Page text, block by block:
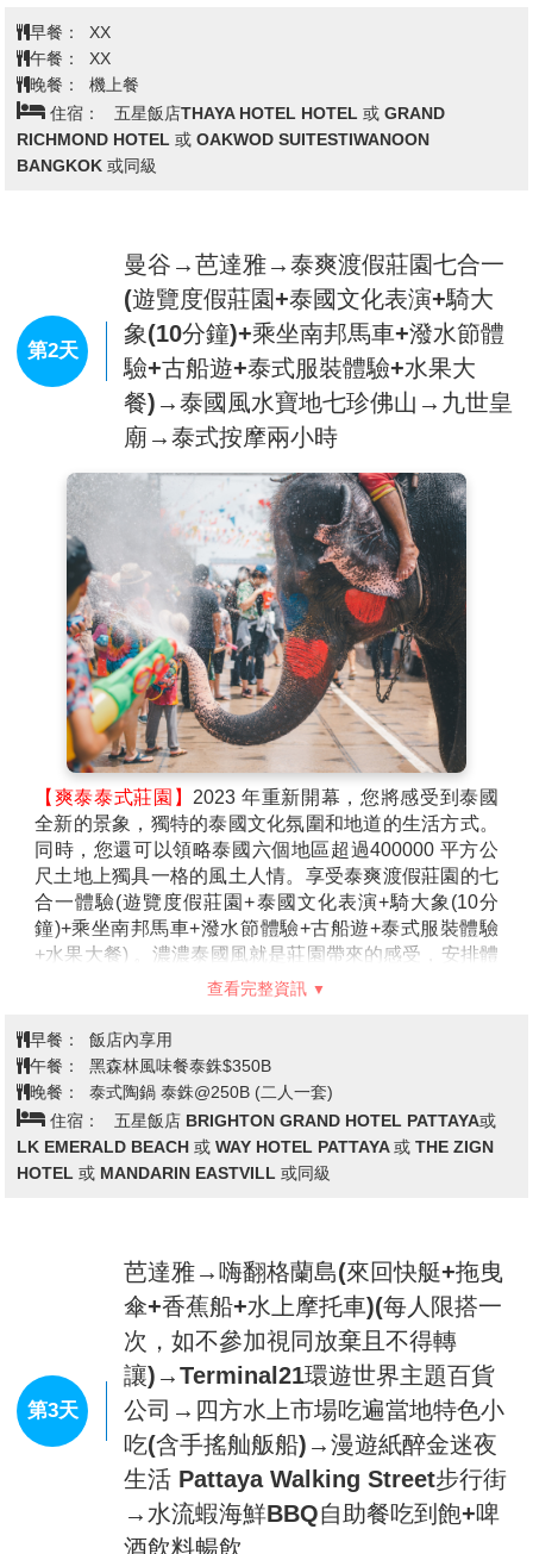
今天帶著愉快輕鬆的心情，在國際機場集合後，搭乘豪
華客機飛往素有微笑王國之稱的泰國首都
機上餐
住宿：
五星飯店THAYA HOTEL HOTEL 或 GRAND
RICHMOND HOTEL 或 OAKWOD SUITESTIWANOON
BANGKOK 或同級
第2天
曼谷→芭達雅→泰爽渡假莊園七合一
(遊覽度假莊園+泰國文化表演+騎大
象(10分鐘)+乘坐南邦馬車+潑水節體
驗+古船遊+泰式服裝體驗+水果大
餐)→泰國風水寶地七珍佛山→九世皇
廟→泰式按摩兩小時
全新的景象，獨特的泰國文化氛圍和地道的生活方式。
同時，您還可以領略泰國六個地區超過400000 平方公
尺土地上獨具一格的風土人情。享受泰爽渡假莊園的七
合一體驗(遊覽度假莊園+泰國文化表演+騎大象(10分
鐘)+乘坐南邦馬車+潑水節體驗+古船遊+泰式服裝體驗
+水果大餐) 。濃濃泰國風就是莊園帶來的感受，安排體
【七珍佛山】起源：建造的土地原屬販賣寶石的華人所
擁，利用寶石售出所得將周圍土地全都買下。適逢九世
泰皇登基50周年，一向以勤政愛民為人民付出的形象，
寶石商人感念於此將這座山贈送予泰皇。受感動的九世
泰皇便決定將子民的誠意化成釋迦牟尼佛祝福民眾但嘗
試過許多方法都無法打造成功，最後由義大利工程師利
用巧思，將七珍山剖半，以雷射雕琢再嵌入18噸24K的
黃金，打造成金身佛像。佛像胸口放置一尊以七彩寶石
鑄成的小佛像，故而得名。這裡據傳是由得道高僧挑選
的風水寶地，用來建造九世皇廟供奉歷代泰皇與皇后。
【九世皇廟】 九世皇廟位於泰國芭堤雅，泰國人都叫
黑森林風味餐泰銖$350B
泰式陶鍋 泰銖@250B (二人一套)
五星飯店 BRIGHTON GRAND HOTEL PATTAYA或
LK EMERALD BEACH 或 WAY HOTEL PATTAYA 或 THE ZIGN
HOTEL 或 MANDARIN EASTVILL 或同級
芭達雅→嗨翻格蘭島(來回快艇+拖曳
傘+香蕉船+水上摩托車)(每人限搭一